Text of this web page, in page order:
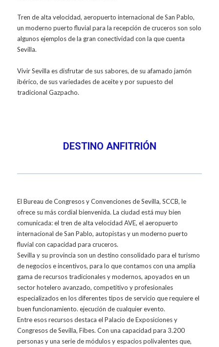
Tren de alta velocidad, aeropuerto internacional de San Pablo,
un moderno puerto fluvial para la recepción de cruceros son solo
algunos ejemplos de la gran conectividad con la que cuenta
Sevilla.
Vivir Sevilla es disfrutar de sus sabores, de su afamado jamón
ibérico, de sus variedades de aceite y por supuesto del
tradicional Gazpacho.
DESTINO ANFITRIÓN
El Bureau de Congresos y Convenciones de Sevilla, SCCB, le
ofrece su más cordial bienvenida. La ciudad está muy bien
comunicada: el tren de alta velocidad AVE, el aeropuerto
internacional de San Pablo, autopistas y un moderno puerto
fluvial con capacidad para cruceros.
Sevilla y su provincia son un destino consolidado para el turismo
de negocios e incentivos, para lo que contamos con una amplia
gama de recursos tradicionales y modernos, apoyados en un
sector hotelero avanzado, competitivo y profesionales
especializados en los diferentes tipos de servicio que requiere el
buen funcionamiento. ejecución de cualquier evento.
Entre esos recursos destaca el Palacio de Exposiciones y
Congresos de Sevilla, Fibes. Con una capacidad para 3.200
personas y una serie de módulos y espacios polivalentes que,